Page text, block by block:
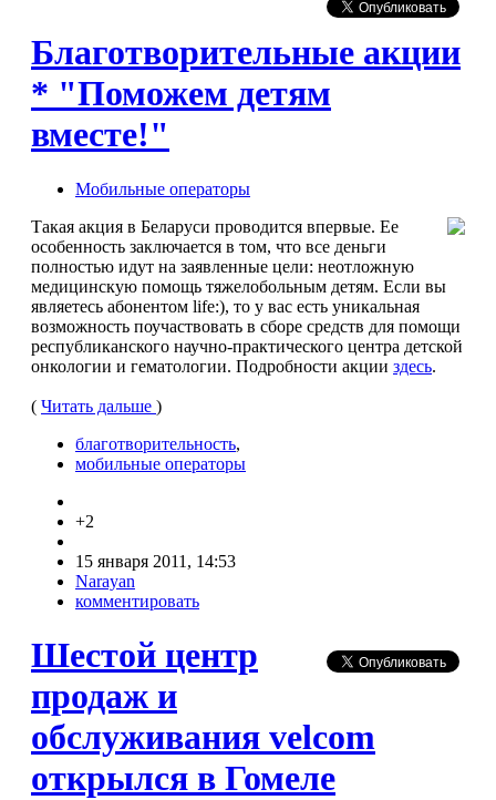
Благотворительные акции
* "Поможем детям
вместе!"
Мобильные операторы
Такая акция в Беларуси проводится впервые. Ее
особенность заключается в том, что все деньги
полностью идут на заявленные цели: неотложную
медицинскую помощь тяжелобольным детям. Если вы
являетесь абонентом life:), то у вас есть уникальная
возможность поучаствовать в сборе средств для помощи
республиканского научно-практического центра детской
онкологии и гематологии. Подробности акции здесь.
( Читать дальше )
благотворительность,
мобильные операторы
+2
15 января 2011, 14:53
Narayan
комментировать
Шестой центр
продаж и
обслуживания velcom
открылся в Гомеле